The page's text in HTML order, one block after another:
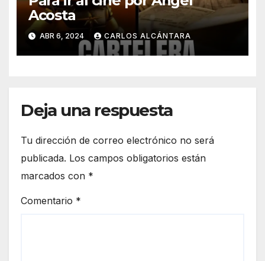
Acosta
ABR 6, 2024 CARLOS ALCÁNTARA
Deja una respuesta
Tu dirección de correo electrónico no será
publicada. Los campos obligatorios están
marcados con *
Comentario *